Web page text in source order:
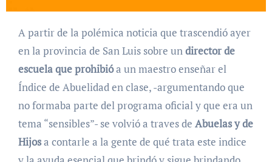
A partir de la polémica noticia que trascendió ayer
en la provincia de San Luis sobre undirector de
escuela que prohibióa un maestro enseñar el
Índice de Abuelidad en clase, -argumentando que
no formaba parte del programa oficial y que era un
tema “sensibles”- se volvió a traves de Abuelas y de
Hijosa contarle a la gente de qué trata este indice